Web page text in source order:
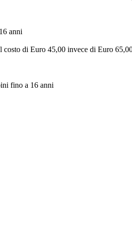
anni
costo di Euro 45,00 invece di Euro
fino a 16 anni